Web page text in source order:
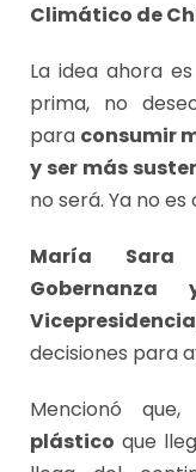
Climático de
La idea ahora es
prima, no
para consumir
y ser más
no será. Ya no
María Sara
Vicepresidencia
decisiones para
Mencionó
plástico que